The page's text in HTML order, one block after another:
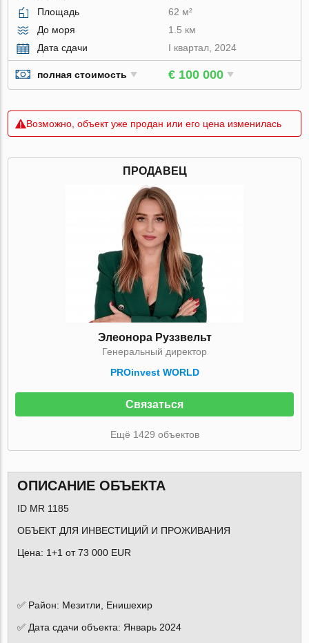
Площадь
62 м²
До моря
1.5 км
Дата сдачи
I квартал, 2024
полная стоимость € 100 000
Возможно, объект уже продан или его цена изменилась
ПРОДАВЕЦ
Элеонора Руззвельт
Генеральный директор
PROinvest WORLD
Связаться
Ещё 1429 объектов
ОПИСАНИЕ ОБЪЕКТА
ID MR 1185
ОБЪЕКТ ДЛЯ ИНВЕСТИЦИЙ И ПРОЖИВАНИЯ
Цена: 1+1 от 73 000 EUR
✅ Район: Мезитли, Енишехир
✅ Дата сдачи объекта: Январь 2024